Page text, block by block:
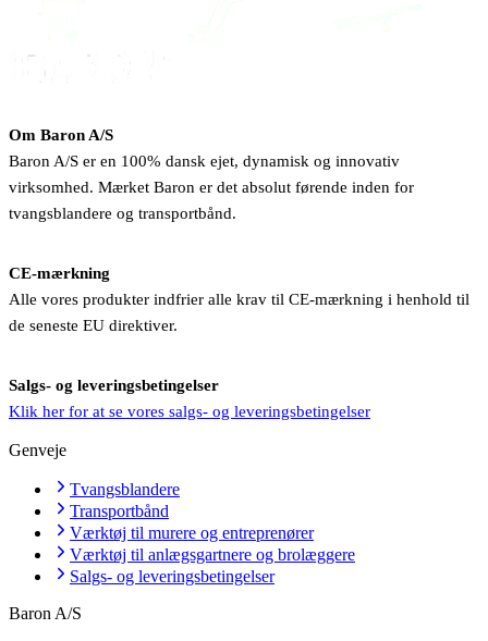
Om Baron A/S
Baron A/S er en 100% dansk ejet, dynamisk og innovativ
virksomhed. Mærket Baron er det absolut førende inden for
tvangsblandere og transportbånd.
CE-mærkning
Alle vores produkter indfrier alle krav til CE-mærkning i henhold til
de seneste EU direktiver.
Salgs- og leveringsbetingelser
Klik her for at se vores salgs- og leveringsbetingelser
Genveje
Tvangsblandere
Transportbånd
Værktøj til murere og entreprenører
Værktøj til anlægsgartnere og brolæggere
Salgs- og leveringsbetingelser
Baron A/S